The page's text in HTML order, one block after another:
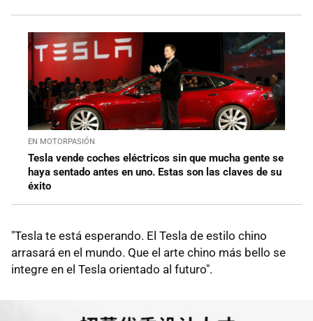
EN MOTORPASIÓN
Tesla vende coches eléctricos sin que mucha gente se
haya sentado antes en uno. Estas son las claves de su
éxito
"Tesla te está esperando. El Tesla de estilo chino
arrasará en el mundo. Que el arte chino más bello se
integre en el Tesla orientado al futuro".